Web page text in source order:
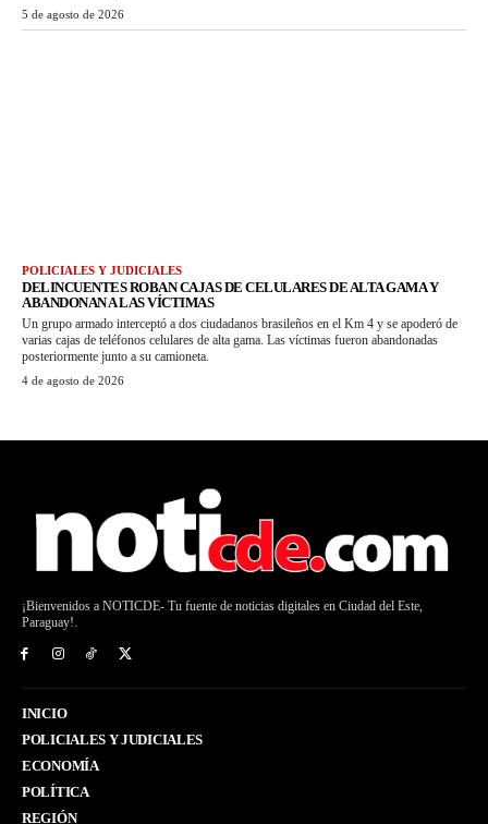
5 de agosto de 2026
POLICIALES Y JUDICIALES
DELINCUENTES ROBAN CAJAS DE CELULARES DE ALTA GAMA Y
ABANDONAN A LAS VÍCTIMAS
Un grupo armado interceptó a dos ciudadanos brasileños en el Km 4 y se apoderó de
varias cajas de teléfonos celulares de alta gama. Las víctimas fueron abandonadas
posteriormente junto a su camioneta.
4 de agosto de 2026
¡Bienvenidos a NOTICDE- Tu fuente de noticias digitales en Ciudad del Este,
Paraguay!.
INICIO
POLICIALES Y JUDICIALES
ECONOMÍA
POLÍTICA
REGIÓN